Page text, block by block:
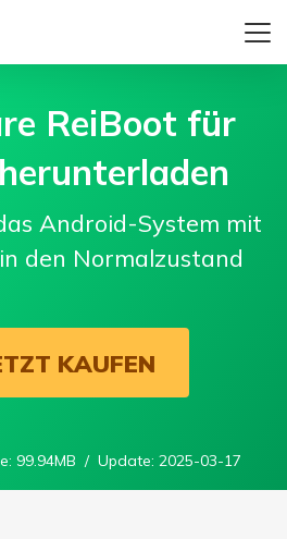
ReiBoot für
Android-System mit
den Normalzustand
KAUFEN
99.94MB / Update: 2025-03-17